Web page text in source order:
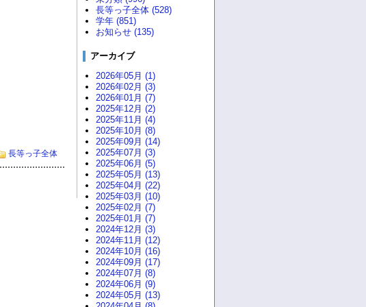
長等っ子全体
長等っ子全体 (528)
学年 (851)
お知らせ (135)
アーカイブ
2026年05月 (1)
2026年02月 (3)
2026年01月 (7)
2025年12月 (2)
2025年11月 (4)
2025年10月 (8)
2025年09月 (14)
2025年07月 (3)
2025年06月 (5)
2025年05月 (13)
2025年04月 (22)
2025年03月 (10)
2025年02月 (7)
2025年01月 (7)
2024年12月 (3)
2024年11月 (12)
2024年10月 (16)
2024年09月 (17)
2024年07月 (8)
2024年06月 (9)
2024年05月 (13)